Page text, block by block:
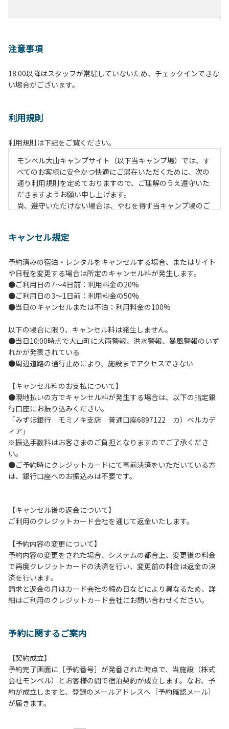
注意事項
18:00以降はスタッフが常駐していないため、チェックインできな
い場合がございます。
利用規則
利用規則は下記をご覧ください。
モンベル大山キャンプサイト（以下当キャンプ場）では、す
べてのお客様に安全かつ快適にご滞在いただくために、次の
通り利用規則を定めておりますので、ご理解のうえ遵守いた
だきますようお願い申し上げます。
尚、遵守いただけない場合は、やむを得ず当キャンプ場のご
【当キャンプ場利用に際してのご案内ならびに注意事項】
２．利用におけるルールを遵守いただき、ご自身で事故の防
止に努めてください。
３．安全管理上、お子さまの単独での行動はご遠慮くださ
い。
４．当キャンプ場内を車で移動する場合は徐行運転（5ｋｍ/
５．ゴミ（可燃）は指定のゴミ袋に分別した上で、指定の場
所へ捨ててください。ビン・缶・ペットボトルおよび不燃ゴ
ミは持ち帰りお願いします。
６．BBQ及び焚火台の灰につきましては鎮火を確認した上で
７．暴力団等反社会勢力及びその関係者ならびに公共の秩
序、善良の風俗に反する恐れのある場合には、ご利用をお断
りいたします。
８．不可抗力以外の事由により建造物、家具、備品、その他
の物品を損傷、紛失、汚染させた場合には、相当額を弁償し
ていただくことがあります。
９．当キャンプ場内（駐車場を含む）での事故や盗難などに
つきましては、一切の責任を負いかねます。
１０．車中で宿泊される場合は、必ずエンジンを停止してく
の間車輌移動はご遠慮ください。
１２．レンタル品は管理棟に返却してください。
宿泊可能なサイトは除く）
１４．キャンプ場内に喫煙所はございません。他のお客様の
ご迷惑にならないようにご配慮願います。
【当キャンプ場での禁止事項】
１．花火（手持ちや打ち上げなど全て）。
３．硬いボールでの球技。（野球、キャッチボール・サッカ
４．大きな音で音楽や楽器などを鳴らす行為。（ 但し貸切イ
ベントは除く）
５．発電機の使用。（但し貸切イベントは除く）
６．申込みされたサイト以外のサイトの利用や共用部（シャ
ワー棟、水道など）の占有行為。
キャンセル規定
予約済みの宿泊・レンタルをキャンセルする場合、またはサイト
や日程を変更する場合は所定のキャンセル料が発生します。
●ご利用日の7～4日前：利用料金の20%
●ご利用日の3～1日前：利用料金の50%
●当日のキャンセルまたは不泊：利用料金の100%
以下の場合に限り、キャンセル料は発生しません。
●当日10:00時点で大山町に大雨警報、洪水警報、暴風警報のいず
れかが発表されている
●周辺道路の通行止めにより、施設までアクセスできない
【キャンセル料のお支払について】
●現地払いの方でキャンセル料が発生する場合は、以下の指定銀
行口座にお振り込みください。
「みずほ銀行 モミノキ支店 普通口座6897122 カ）ベルカデ
ィア」
※振込手数料はお客さまのご負担となりますのでご了承くださ
い。
●ご予約時にクレジットカードにて事前決済をいただいている方
は、銀行口座へのお振込みは不要です。
【キャンセル後の返金について】
ご利用のクレジットカード会社を通じて返金いたします。
【予約内容の変更について】
予約内容の変更をされた場合、システムの都合上、変更後の料金
で再度クレジットカードの決済を行い、変更前の料金は返金の決
済を行います。
請求と返金の月はカード会社の締め日などにより異なるため、詳
細はご利用のクレジットカード会社にお問い合わせください。
予約に関するご案内
【契約成立】
予約完了画面に［予約番号］が発番された時点で、当施設（株式
会社モンベル）とお客様の間で宿泊契約が成立します。なお、予
約が成立しますと、登録のメールアドレスへ［予約確認メール］
が届きます。